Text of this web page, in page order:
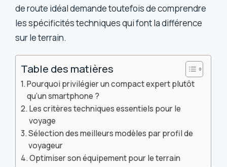
de route idéal demande toutefois de comprendre
les spécificités techniques qui font la différence
sur le terrain.
Table des matières
Pourquoi privilégier un compact expert plutôt
qu’un smartphone ?
Les critères techniques essentiels pour le
voyage
Sélection des meilleurs modèles par profil de
voyageur
Optimiser son équipement pour le terrain